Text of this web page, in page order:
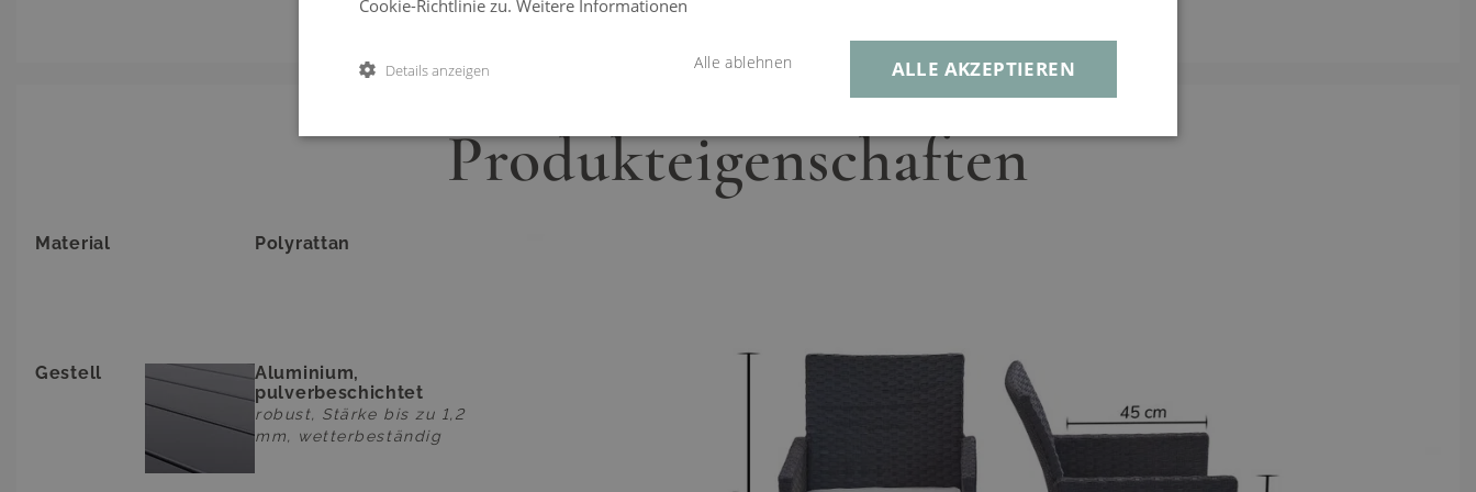
Produkteigenschaften
Material Polyrattan
Gestell
Aluminium,
pulverbeschichtet
robust, Stärke bis zu 1,2
mm, wetterbeständig
Cookie-Richtlinie zu. Weitere Informationen
ALLE AKZEPTIEREN
Alle ablehnen
Details anzeigen